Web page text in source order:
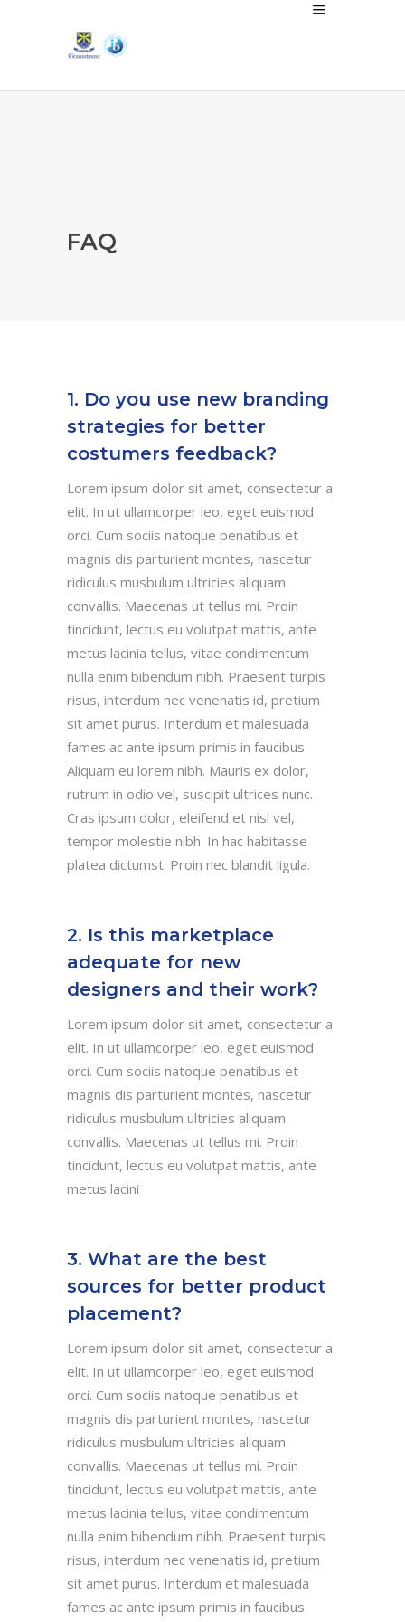
FAQ
1. Do you use new branding
strategies for better
costumers feedback?
Lorem ipsum dolor sit amet, consectetur a
elit. In ut ullamcorper leo, eget euismod
orci. Cum sociis natoque penatibus et
magnis dis parturient montes, nascetur
ridiculus musbulum ultricies aliquam
convallis. Maecenas ut tellus mi. Proin
tincidunt, lectus eu volutpat mattis, ante
metus lacinia tellus, vitae condimentum
nulla enim bibendum nibh. Praesent turpis
risus, interdum nec venenatis id, pretium
sit amet purus. Interdum et malesuada
fames ac ante ipsum primis in faucibus.
Aliquam eu lorem nibh. Mauris ex dolor,
rutrum in odio vel, suscipit ultrices nunc.
Cras ipsum dolor, eleifend et nisl vel,
tempor molestie nibh. In hac habitasse
platea dictumst. Proin nec blandit ligula.
2. Is this marketplace
adequate for new
designers and their work?
Lorem ipsum dolor sit amet, consectetur a
elit. In ut ullamcorper leo, eget euismod
orci. Cum sociis natoque penatibus et
magnis dis parturient montes, nascetur
ridiculus musbulum ultricies aliquam
convallis. Maecenas ut tellus mi. Proin
tincidunt, lectus eu volutpat mattis, ante
metus lacini
3. What are the best
sources for better product
placement?
Lorem ipsum dolor sit amet, consectetur a
elit. In ut ullamcorper leo, eget euismod
orci. Cum sociis natoque penatibus et
magnis dis parturient montes, nascetur
ridiculus musbulum ultricies aliquam
convallis. Maecenas ut tellus mi. Proin
tincidunt, lectus eu volutpat mattis, ante
metus lacinia tellus, vitae condimentum
nulla enim bibendum nibh. Praesent turpis
risus, interdum nec venenatis id, pretium
sit amet purus. Interdum et malesuada
fames ac ante ipsum primis in faucibus.